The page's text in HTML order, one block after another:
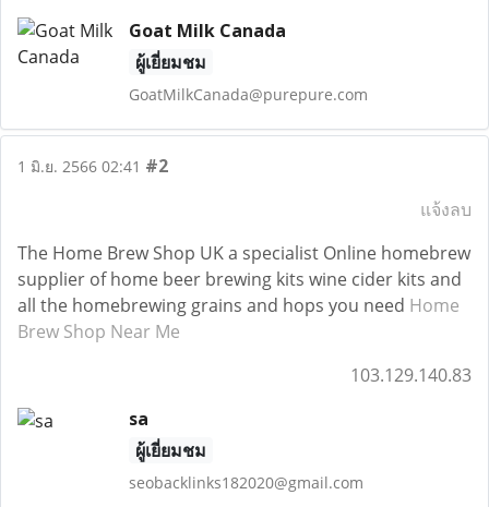
Goat Milk Canada
ผู้เยี่ยมชม
GoatMilkCanada@purepure.com
1 มิ.ย. 2566 02:41 #2
แจ้งลบ
The Home Brew Shop UK a specialist Online homebrew
supplier of home beer brewing kits wine cider kits and
all the homebrewing grains and hops you need Home
Brew Shop Near Me
103.129.140.83
sa
ผู้เยี่ยมชม
seobacklinks182020@gmail.com